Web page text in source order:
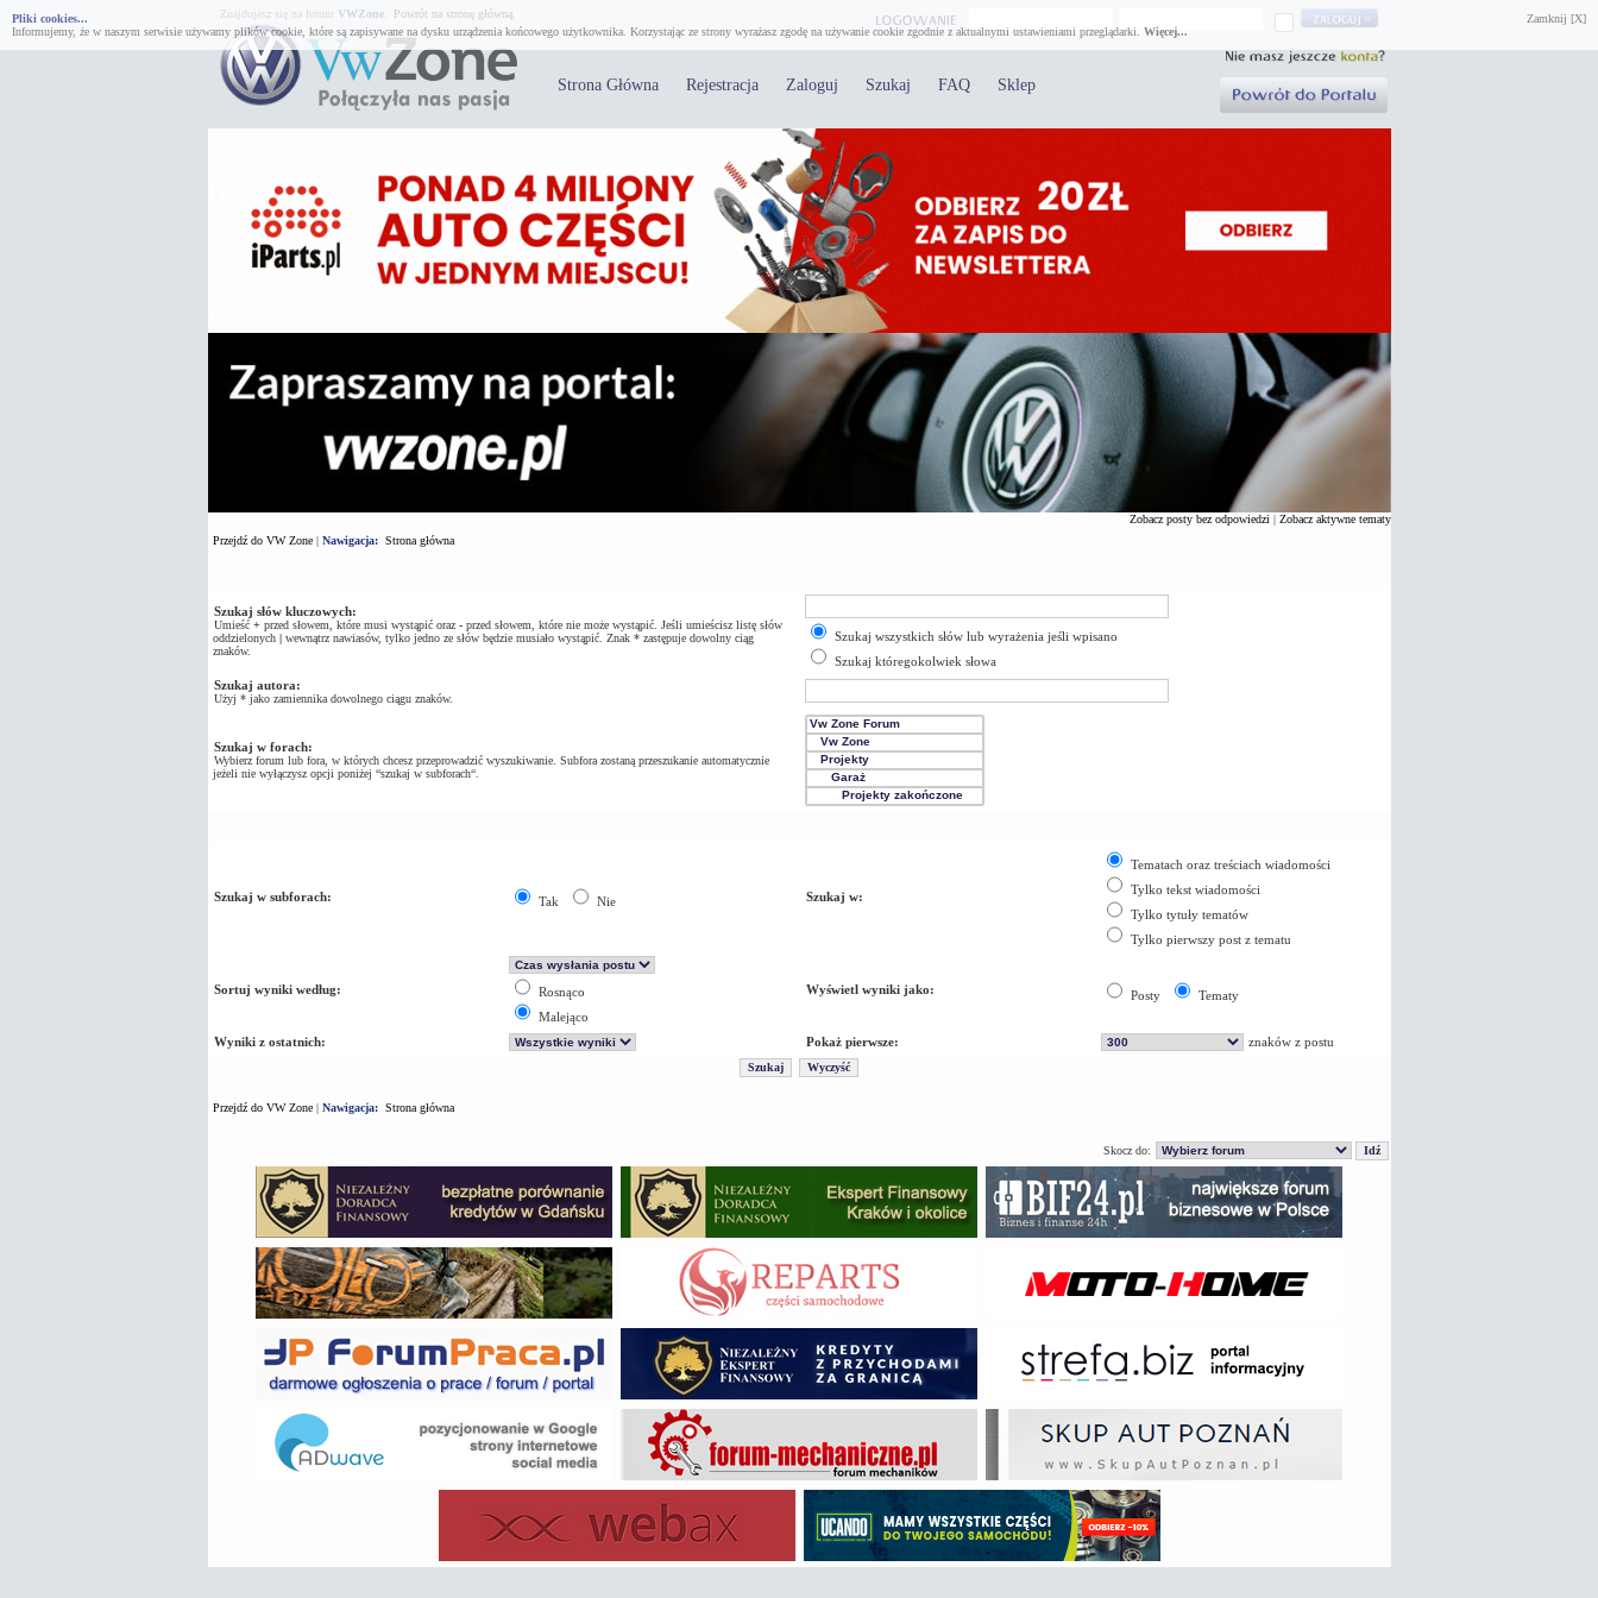
Zamknij [X]
Pliki cookies...
Informujemy, że w naszym serwisie używamy plików cookie, które są zapisywane na dysku urządzenia końcowego użytkownika. Korzystając ze strony wyrażasz zgodę na używanie cookie zgodnie z aktualnymi ustawieniami przeglądarki. Więcej...
Znajdujesz się na forum VWZone. Powrót na stronę główną.
Strona Główna Rejestracja Zaloguj Szukaj FAQ Sklep
Zobacz posty bez odpowiedzi | Zobacz aktywne tematy
Przejdź do VW Zone| Nawigacja: Strona główna
Szukaj słów kluczowych:
Umieść +przed słowem, które musi wystąpić oraz -przed słowem, które nie może wystąpić. Jeśli umieścisz listę słów
oddzielonych |wewnątrz nawiasów, tylko jedno ze słów będzie musiało wystąpić. Znak * zastępuje dowolny ciąg
znaków.
Szukaj wszystkich słów lub wyrażenia jeśli wpisano
Szukaj któregokolwiek słowa
Szukaj autora:
Użyj * jako zamiennika dowolnego ciągu znaków.
Szukaj w forach:
Wybierz forum lub fora, w których chcesz przeprowadzić wyszukiwanie. Subfora zostaną przeszukanie automatycznie
jeżeli nie wyłączysz opcji poniżej “szukaj w subforach“.
Szukaj w subforach: Tak Nie Szukaj w:
Tematach oraz treściach wiadomości
Tylko tekst wiadomości
Tylko tytuły tematów
Tylko pierwszy post z tematu
Sortuj wyniki według:
Rosnąco
Malejąco
Wyświetl wyniki jako: Posty Tematy
Wyniki z ostatnich: Pokaż pierwsze: znaków z postu
Przejdź do VW Zone| Nawigacja: Strona główna
Skocz do: